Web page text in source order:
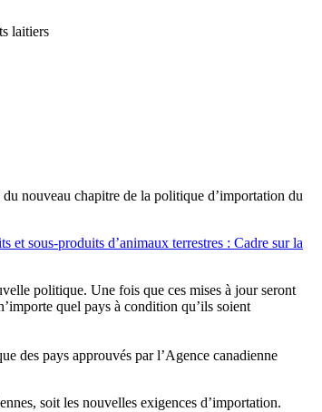
laitiers
nouveau chapitre de la politique d’importation du
et sous-produits d’animaux terrestres : Cadre sur la
politique. Une fois que ces mises à jour seront
quel pays à condition qu’ils soient
des pays approuvés par l’Agence canadienne
soit les nouvelles exigences d’importation.